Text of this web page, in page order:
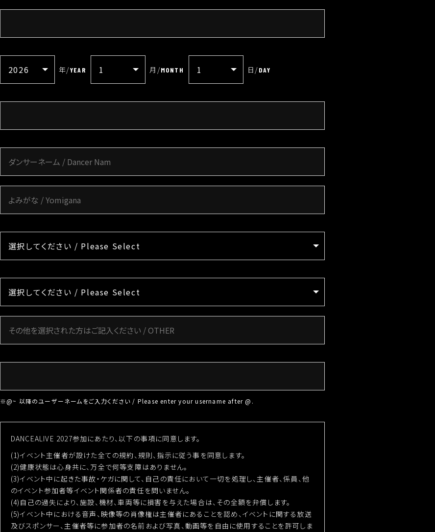
年/YEAR 月 /MONTH 日 /DAY
※@~ 以降のユーザーネームをご入力ください / Please enter your username after @.
DANCEALIVE 2027参加にあたり、以下の事項に同意します。
(1)イベント主催者が設けた全ての規約、規則、指示に従う事を同意します。
(2)健康状態は心身共に、万全で何等支障はありません。
(3)イベント中に起きた事故・ケガに関して、自己の責任において一切を処理し、主催者、係員、他
のイベント参加者等イベント関係者の責任を問いません。
(4)自己の過失により、施設、機材、車両等に損害を与えた場合は、その全額を弁償します。
(5)イベント中における音声、映像等の肖像権は主催者にあることを認め、イベントに関する放送
及びスポンサー、主催者等に参加者の名前および写真、動画等を自由に使用することを許可しま